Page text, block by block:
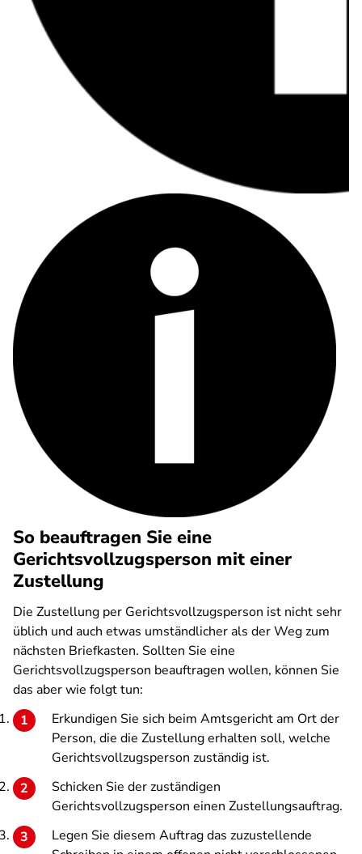
So beauftragen Sie eine
Gerichtsvollzugsperson mit einer
Zustellung
Die Zustellung per Gerichtsvollzugsperson ist nicht sehr
üblich und auch etwas umständlicher als der Weg zum
nächsten Briefkasten. Sollten Sie eine
Gerichtsvollzugsperson beauftragen wollen, können Sie
das aber wie folgt tun:
Erkundigen Sie sich beim Amtsgericht am Ort der
Person, die die Zustellung erhalten soll, welche
Gerichtsvollzugsperson zuständig ist.
Schicken Sie der zuständigen
Gerichtsvollzugsperson einen Zustellungsauftrag.
Legen Sie diesem Auftrag das zuzustellende